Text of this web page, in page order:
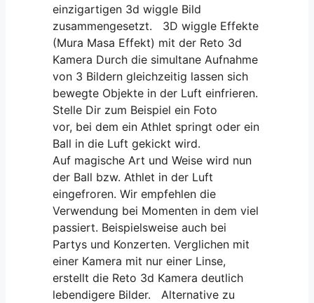
einzigartigen 3d wiggle Bild
zusammengesetzt. 3D wiggle Effekte
(Mura Masa Effekt) mit der Reto 3d
Kamera Durch die simultane Aufnahme
von 3 Bildern gleichzeitig lassen sich
bewegte Objekte in der Luft einfrieren.
Stelle Dir zum Beispiel ein Foto
vor, bei dem ein Athlet springt oder ein
Ball in die Luft gekickt wird.
Auf magische Art und Weise wird nun
der Ball bzw. Athlet in der Luft
eingefroren. Wir empfehlen die
Verwendung bei Momenten in dem viel
passiert. Beispielsweise auch bei
Partys und Konzerten. Verglichen mit
einer Kamera mit nur einer Linse,
erstellt die Reto 3d Kamera deutlich
lebendigere Bilder. Alternative zu